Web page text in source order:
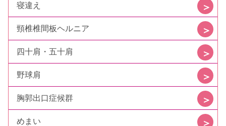
寝違え
頸椎椎間板ヘルニア
四十肩・五十肩
野球肩
胸郭出口症候群
めまい